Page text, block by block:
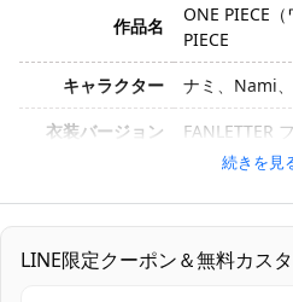
作品名
ONE PIECE
PIECE
キャラクター
ナミ、Nami
衣装バージョン
FANLETTER
XS、S、M、L
素材
コスプレ専用
トップス、シ
続きを見
LINE限定クーポン＆無料カス